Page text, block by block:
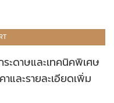
ะดาษและเทคนิคพิเศษ
ละรายละเอียดเพิ่ม